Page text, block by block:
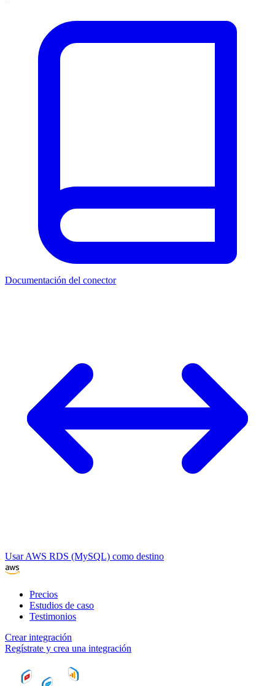
Documentación del conector
Usar AWS RDS (MySQL) como destino
Precios
Estudios de caso
Testimonios
Crear integración
Regístrate y crea una integración